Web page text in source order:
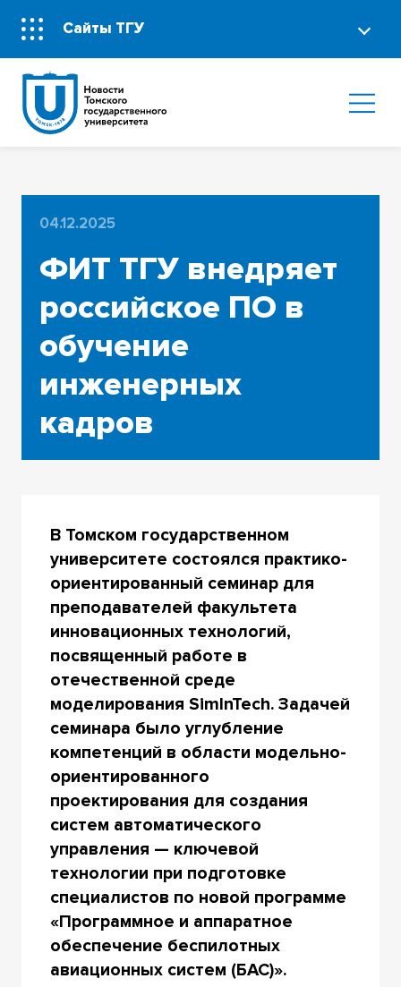
Сайты ТГУ
04.12.2025
ФИТ ТГУ внедряет
российское ПО в
обучение
инженерных
кадров
В Томском государственном
университете состоялся практико-
ориентированный семинар для
преподавателей факультета
инновационных технологий,
посвященный работе в
отечественной среде
моделирования SimInTech. Задачей
семинара было углубление
компетенций в области модельно-
ориентированного
проектирования для создания
систем автоматического
управления — ключевой
технологии при подготовке
специалистов по новой программе
«Программное и аппаратное
обеспечение беспилотных
авиационных систем (БАС)».